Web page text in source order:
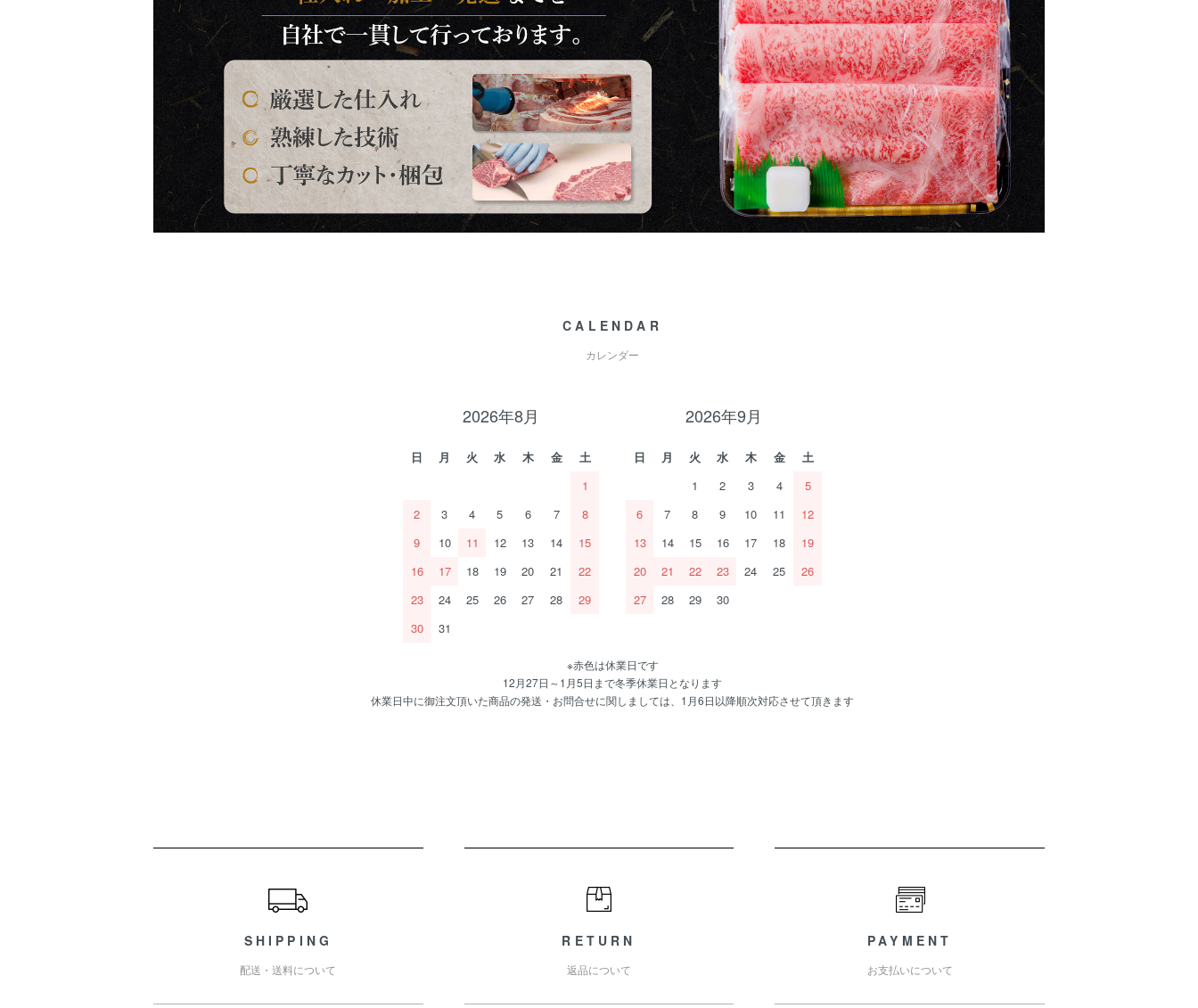
CALENDAR
カレンダー
2026年8月
日 月 火 水 木 金
土
1
2
3 4 5 6 7
8
9
10 11 12 13 14
15
16
17 18 19 20 21
22
23
24 25 26 27 28
29
30
31
2026年9月
日 月 火 水 木 金
土
1
2 3 4
5
6
7 8 9 10 11
12
13
14 15 16 17 18
19
20
21 22 23 24 25
26
27
28 29 30
※赤色は休業日です
12月27日～1月5日まで冬季休業日となります
休業日中に御注文頂いた商品の発送・お問合せに関しましては、1月6日以降順次対応させて頂きます
SHIPPING
配送・送料について
RETURN
返品について
PAYMENT
お支払いについて